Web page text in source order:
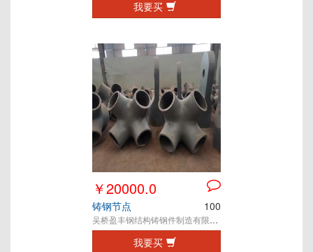
我要买
￥20000.0
铸钢节点 100
吴桥盈丰钢结构铸钢件制造有限公司
我要买